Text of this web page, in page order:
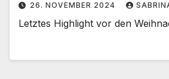
26. NOVEMBER 2024
Letztes Highlight vor den